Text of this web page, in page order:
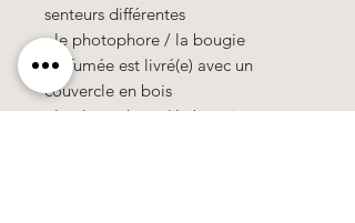
senteurs différentes
- le photophore / la bougie
parfumée est livré(e) avec un
couvercle en bois
- le photophore / la bougie